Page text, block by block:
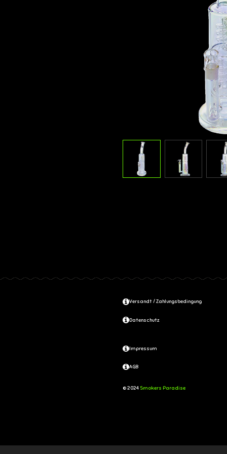
Versandt / Zahlungsbedingung
Datenschutz
Impressum
AGB
© 2024 Smokers Paradise